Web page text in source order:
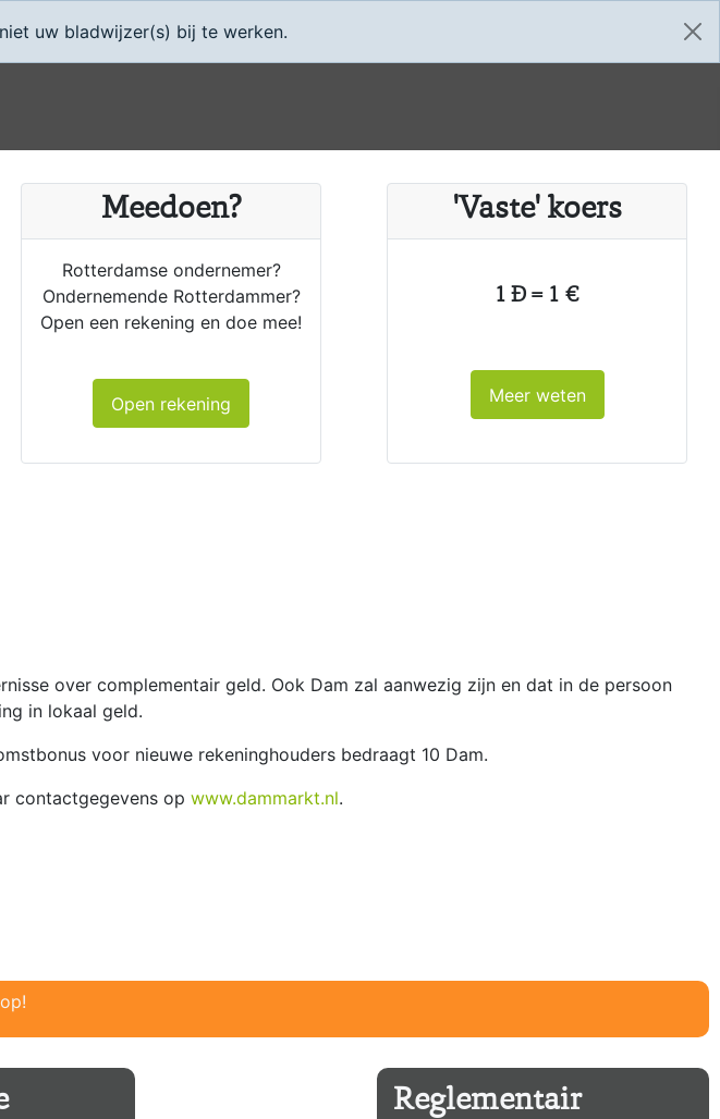
uw bladwijzer(s) bij te werken. App
Meedoen?
Rotterdamse ondernemer?
Ondernemende Rotterdammer?
Open een rekening en doe mee!
Open rekening
'Vaste' koers
1 Ð = 1 €
Meer weten
over complementair geld. Ook Dam zal aanwezig zijn en dat in de persoon
in lokaal geld.
voor nieuwe rekeninghouders bedraagt 10 Dam.
contactgegevens op www.dammarkt.nl.
Reglementair